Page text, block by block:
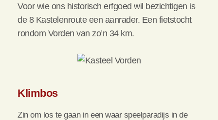
Voor wie ons historisch erfgoed wil bezichtigen is
de 8 Kastelenroute een aanrader. Een fietstocht
rondom Vorden van zo’n 34 km.
Klimbos
Zin om los te gaan in een waar speelparadijs in de